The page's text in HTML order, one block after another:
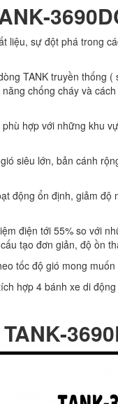
liệu, sự đột phá trong
TANK truyền thống
chống cháy và
hợp với những khu
siêu lớn, bản cánh
động ổn định, giảm độ
điện tới 55% so với
tạo đơn giản, độ ồn
tốc độ gió mong muốn
hợp 4 bánh xe di